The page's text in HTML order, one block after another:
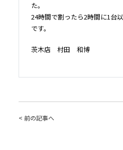
た。
24時間で割ったら2時間に1台
です。
茨木店 村田 和博
< 前の記事へ